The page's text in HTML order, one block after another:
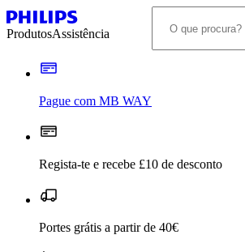
ProdutosAssistência
Pague com MB WAY
Regista-te e recebe £10 de desconto
Portes grátis a partir de 40€